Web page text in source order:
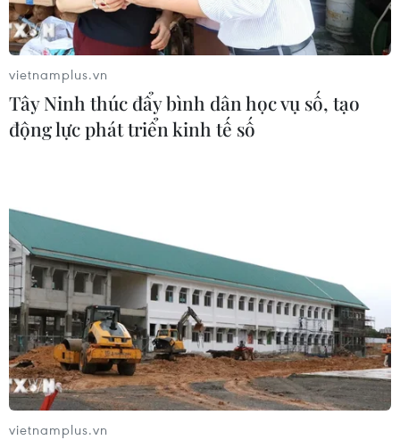
vietnamplus.vn
Tây Ninh thúc đẩy bình dân học vụ số, tạo
động lực phát triển kinh tế số
vietnamplus.vn